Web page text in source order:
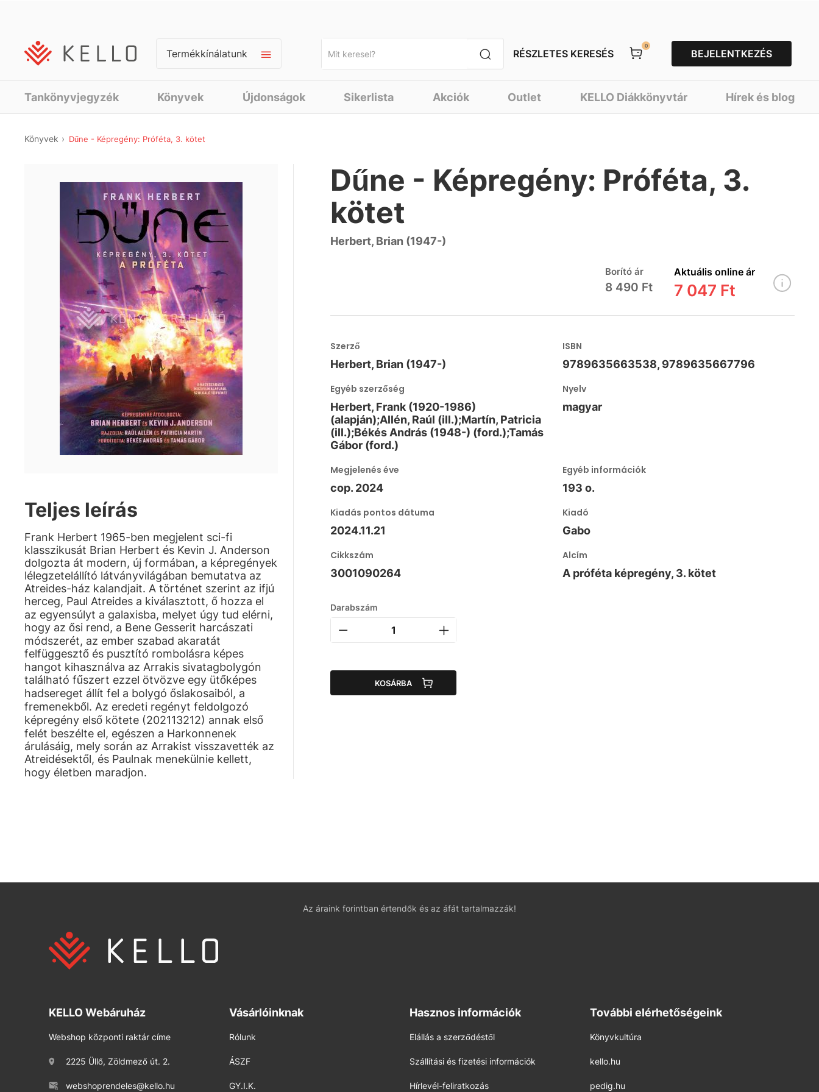
Termékkínálatunk RÉSZLETES KERESÉS
0
BEJELENTKEZÉS
Tankönyvjegyzék Könyvek Újdonságok Sikerlista Akciók Outlet KELLO Diákkönyvtár Hírek és blog
Könyvek Dűne - Képregény: Próféta, 3. kötet
Teljes leírás
Frank Herbert 1965-ben megjelent sci-fi
klasszikusát Brian Herbert és Kevin J. Anderson
dolgozta át modern, új formában, a képregények
lélegzetelállító látványvilágában bemutatva az
Atreides-ház kalandjait. A történet szerint az ifjú
herceg, Paul Atreides a kiválasztott, ő hozza el
az egyensúlyt a galaxisba, melyet úgy tud elérni,
hogy az ősi rend, a Bene Gesserit harcászati
módszerét, az ember szabad akaratát
felfüggesztő és pusztító rombolásra képes
hangot kihasználva az Arrakis sivatagbolygón
található fűszert ezzel ötvözve egy ütőképes
hadsereget állít fel a bolygó őslakosaiból, a
fremenekből. Az eredeti regényt feldolgozó
képregény első kötete (202113212) annak első
felét beszélte el, egészen a Harkonnenek
árulásáig, mely során az Arrakist visszavették az
Atreidésektől, és Paulnak menekülnie kellett,
hogy életben maradjon.
Dűne - Képregény: Próféta, 3.
kötet
Herbert, Brian (1947-)
Borító ár
8 490 Ft
Aktuális online ár
7 047 Ft
Szerző
Herbert, Brian (1947-)
ISBN
9789635663538, 9789635667796
Egyéb szerzőség
Herbert, Frank (1920-1986)
(alapján);Allén, Raúl (ill.);Martín, Patricia
(ill.);Békés András (1948-) (ford.);Tamás
Gábor (ford.)
Nyelv
magyar
Megjelenés éve
cop. 2024
Egyéb információk
193 o.
Kiadás pontos dátuma
2024.11.21
Kiadó
Gabo
Cikkszám
3001090264
Alcím
A próféta képregény, 3. kötet
Darabszám
KOSÁRBA
Az áraink forintban értendők és az áfát tartalmazzák!
KELLO Webáruház
Webshop központi raktár címe
2225 Üllő, Zöldmező út. 2.
webshoprendeles@kello.hu
Vásárlóinknak
Rólunk
ÁSZF
GY.I.K.
Hasznos információk
Elállás a szerződéstől
Szállítási és fizetési információk
Hírlevél-feliratkozás
További elérhetőségeink
Könyvkultúra
kello.hu
pedig.hu